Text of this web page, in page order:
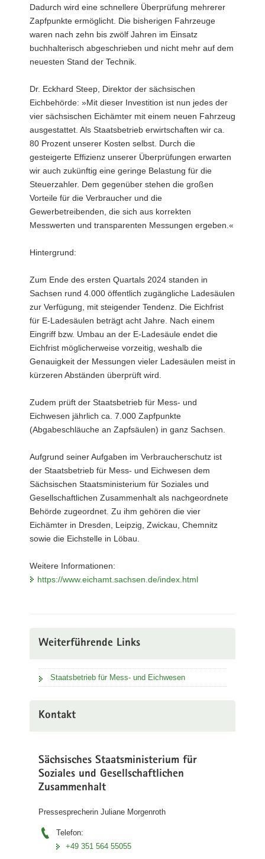
Dadurch wird eine schnellere Überprüfung mehrerer
Zapfpunkte ermöglicht. Die bisherigen Fahrzeuge
waren nach zehn bis zwölf Jahren im Einsatz
buchhalterisch abgeschrieben und nicht mehr auf dem
neuesten Stand der Technik.
Dr. Eckhard Steep, Direktor der sächsischen
Eichbehörde: »Mit dieser Investition ist nun jedes der
vier sächsischen Eichämter mit einem neuen Fahrzeug
ausgestattet. Als Staatsbetrieb erwirtschaften wir ca.
80 Prozent unserer Kosten selbst. Durch die
gesteigerte Effizienz unserer Überprüfungen erwarten
wir auch zukünftig eine geringe Belastung für die
Steuerzahler. Dem gegenüber stehen die großen
Vorteile für die Verbraucher und die
Gewerbetreibenden, die sich aus korrekten
Messwerten und transparenten Messungen ergeben.«
Hintergrund:
Zum Ende des ersten Quartals 2024 standen in
Sachsen rund 4.000 öffentlich zugängliche Ladesäulen
zur Verfügung, mit steigender Tendenz. Die Eichfrist
für E-Ladesäulen beträgt acht Jahre. Nach einem
Eingriff bzw. Umbau an der E-Ladesäule endet die
Eichfrist möglicherweise vorzeitig, weshalb die
Genauigkeit der Messungen vieler Ladesäulen meist in
kürzeren Abständen überprüft wird.
Zudem prüft der Staatsbetrieb für Mess- und
Eichwesen jährlich ca. 7.000 Zapfpunkte
(Abgabeschläuche an Zapfsäulen) in ganz Sachsen.
Aufgrund seiner Aufgaben im Verbraucherschutz ist
der Staatsbetrieb für Mess- und Eichwesen dem
Sächsischen Staatsministerium für Soziales und
Gesellschaftlichen Zusammenhalt als nachgeordnete
Behörde zugeordnet. Zu ihm gehören die vier
Eichämter in Dresden, Leipzig, Zwickau, Chemnitz
sowie die Eichstelle in Löbau.
Weitere Informationen:
https://www.eichamt.sachsen.de/index.html
Weiterführende Links
Staatsbetrieb für Mess- und Eichwesen
Kontakt
Sächsisches Staatsministerium für
Soziales und Gesellschaftlichen
Zusammenhalt
Pressesprecherin Juliane Morgenroth
Telefon:
+49 351 564 55055